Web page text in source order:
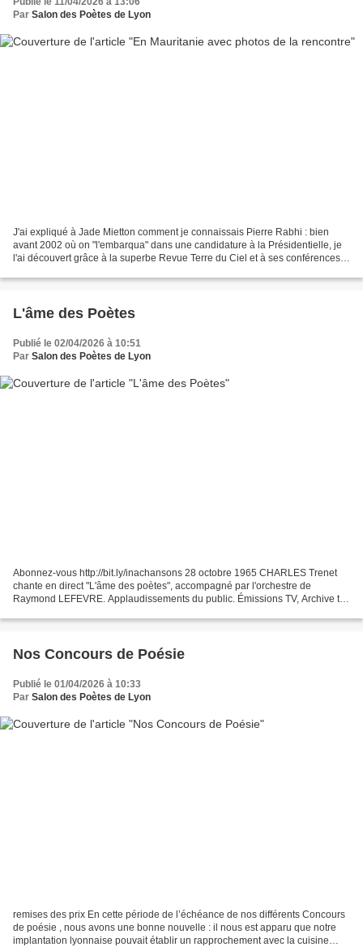
Par Salon des Poètes de Lyon
J'ai expliqué à Jade Mietton comment je connaissais Pierre Rabhi : bien
avant 2002 où on "l'embarqua" dans une candidature à la Présidentielle, je
l'ai découvert grâce à la superbe Revue Terre du Ciel et à ses conférences
L'âme des Poètes
Publié le 02/04/2026 à 10:51
Par Salon des Poètes de Lyon
Abonnez-vous http://bit.ly/inachansons 28 octobre 1965 CHARLES Trenet
chante en direct "L'âme des poètes", accompagné par l'orchestre de
Raymond LEFEVRE. Applaudissements du public. Émissions TV, Archive tv,
Nos Concours de Poésie
Publié le 01/04/2026 à 10:33
Par Salon des Poètes de Lyon
remises des prix En cette période de l’échéance de nos différents Concours
de poésie , nous avons une bonne nouvelle : il nous est apparu que notre
implantation lyonnaise pouvait établir un rapprochement avec la cuisine